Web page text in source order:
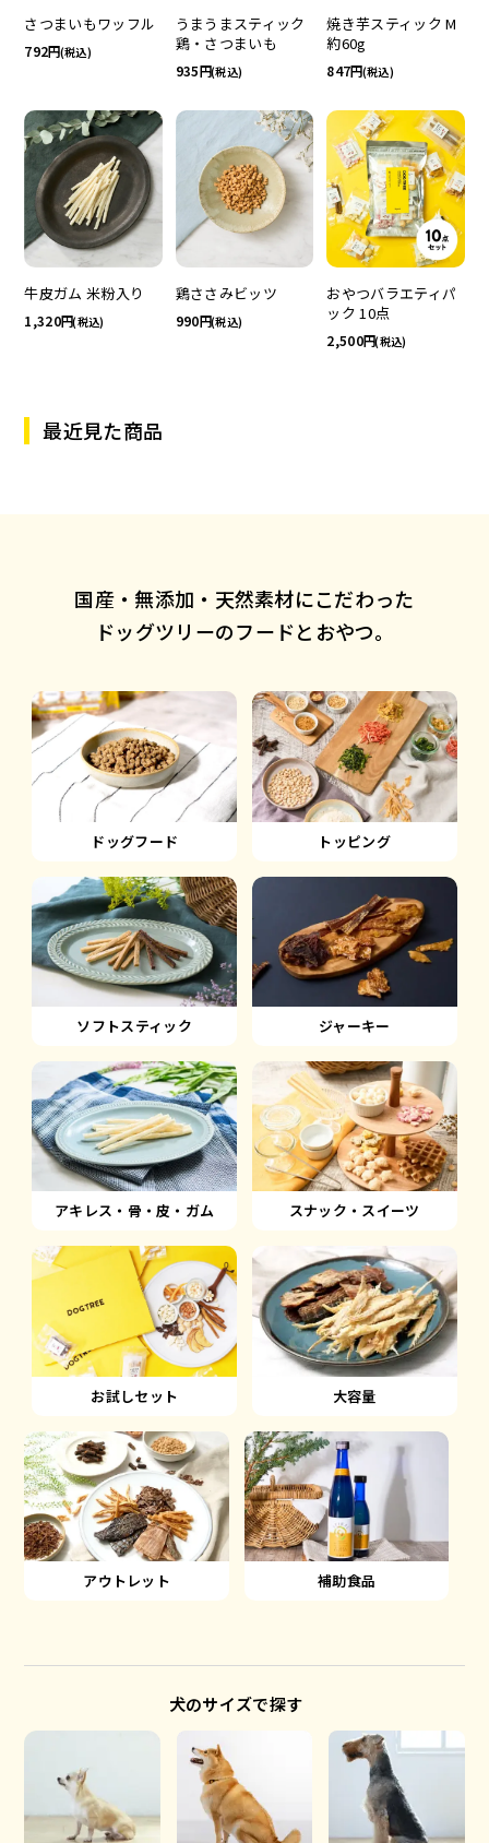
さつまいもワッフル
792 (税込)
うまうまスティック
鶏・さつまいも
935 (税込)
焼き芋スティック M
約60g
847 (税込)
牛皮ガム 米粉入り
1,320 (税込)
鶏ささみビッツ
990 (税込)
おやつバラエティパ
ック 10点
2,500 (税込)
最近見た商品
国産・無添加・天然素材にこだわった
ドッグツリーのフードとおやつ。
ドッグフード トッピング
ソフトスティック ジャーキー
アキレス・骨・皮・ガム スナック・スイーツ
お試しセット 大容量
アウトレット 補助食品
犬のサイズで探す